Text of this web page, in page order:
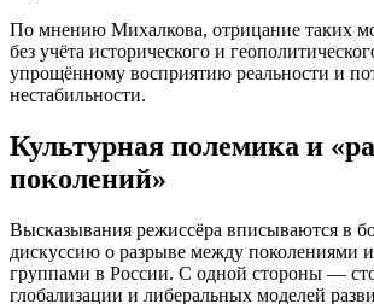
По мнению Михалкова, отрицание таких
без учёта исторического и
упрощённому восприятию реальности и
нестабильности.
Культурная полемика и
поколений»
Высказывания режиссёра вписываются в
дискуссию о разрыве между поколениями
группами в России. С одной стороны —
глобализации и либеральных моделей